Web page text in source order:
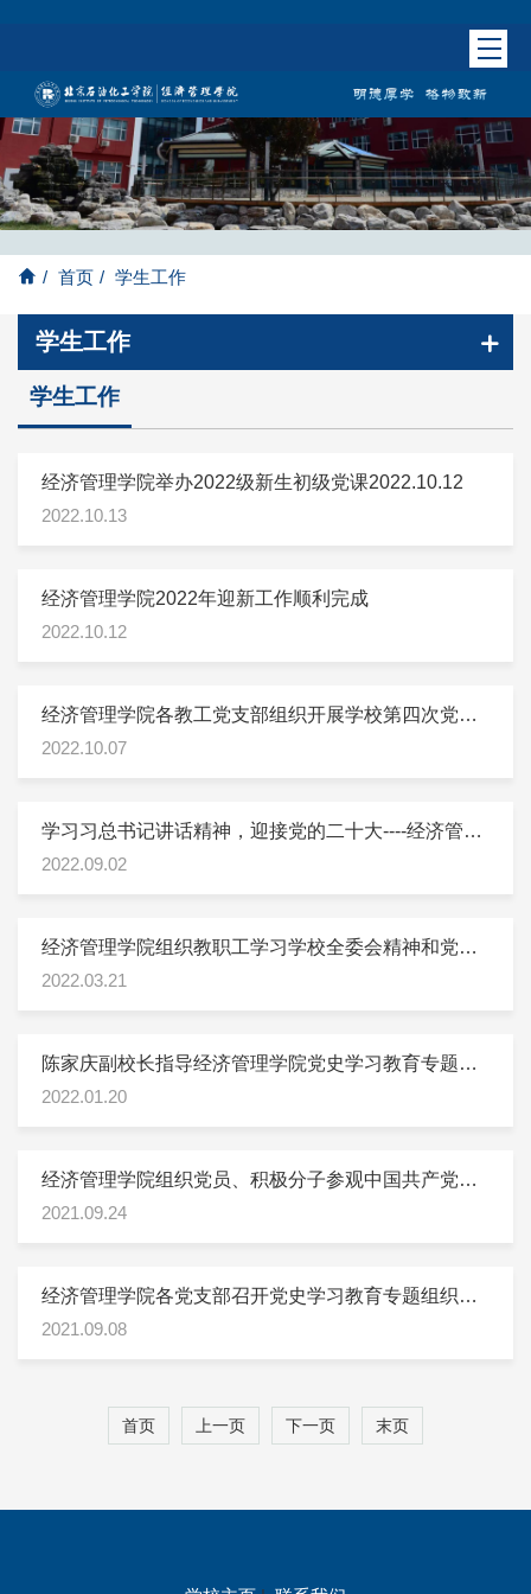
/ 首页 / 学生工作
学生工作
学生工作
经济管理学院举办2022级新生初级党课2022.10.12
2022.10.13
经济管理学院2022年迎新工作顺利完成
2022.10.12
经济管理学院各教工党支部组织开展学校第四次党代
会报告学习2022.10.6
2022.10.07
学习习总书记讲话精神，迎接党的二十大----经济管理
学院理论中心组学习《习近平谈治国理政》第四卷
2022.09.02
经济管理学院组织教职工学习学校全委会精神和党政
工作要点2022.3.20
2022.03.21
陈家庆副校长指导经济管理学院党史学习教育专题民
主生活会2022.1.19
2022.01.20
经济管理学院组织党员、积极分子参观中国共产党党
史展览馆2021.9.23
2021.09.24
经济管理学院各党支部召开党史学习教育专题组织生
活会2021.9.7
2021.09.08
首页 上一页 下一页 末页